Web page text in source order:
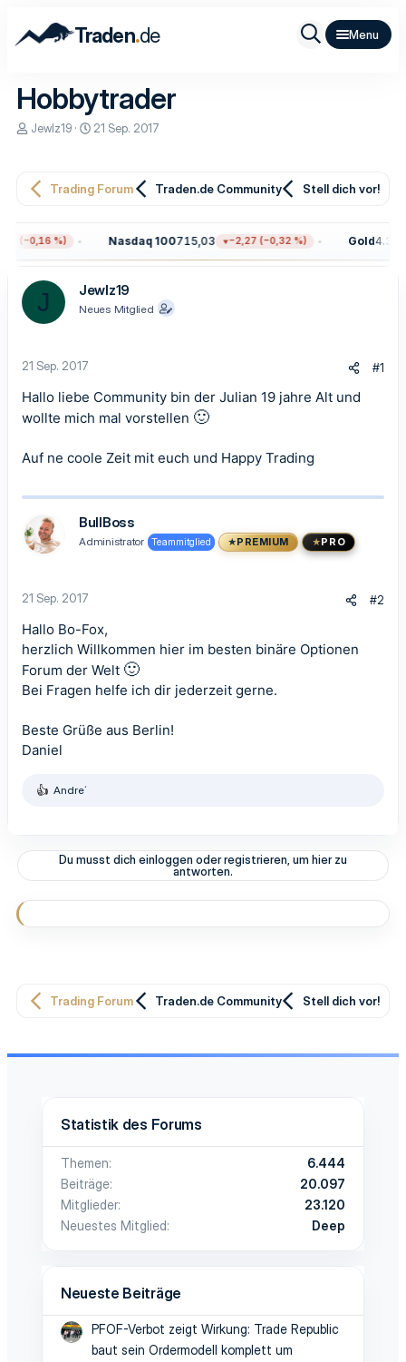
Traden.de
Hobbytrader
E
e
r
Jewlz19
E
e
l
m
21 Sep. 2017
Trading Forum Traden.de Community Stell dich vor!
(−0,16 %) Nasdaq 100715,03 −2,27 (−0,32 %) Gold
J Jewlz19
Neues Mitglied
21 Sep. 2017 #1
Hallo liebe Community bin der Julian 19 jahre Alt und
wollte mich mal vorstellen 🙂
Auf ne coole Zeit mit euch und Happy Trading
BullBoss
Administrator Teammitglied PREMIUM PRO
21 Sep. 2017 #2
Hallo Bo-Fox,
herzlich Willkommen hier im besten binäre Optionen
Forum der Welt 🙂
Bei Fragen helfe ich dir jederzeit gerne.
Beste Grüße aus Berlin!
Daniel
R
t
o
n
n
Andre´
Du musst dich einloggen oder registrieren, um hier zu
antworten.
Trading Forum Traden.de Community Stell dich vor!
Statistik des Forums
Themen
6.444
Beiträge
20.097
Mitglieder
23.120
Neuestes Mitglied
Deep
Neueste Beiträge
PFOF-Verbot zeigt Wirkung: Trade Republic
baut sein Ordermodell komplett um